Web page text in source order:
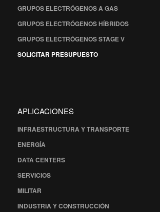
GRUPOS ELECTRÓGENOS A GAS
GRUPOS ELECTRÓGENOS HÍBRIDOS
GRUPOS ELECTRÓGENOS STAGE V
SOLICITAR PRESUPUESTO
APLICACIONES
INFRAESTRUCTURA Y TRANSPORTE
ENERGÍA
DATA CENTERS
SERVICIOS
MILITAR
INDUSTRIA Y CONSTRUCCIÓN